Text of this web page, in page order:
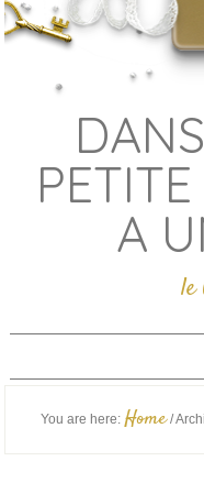
A
le
You are here: Home /